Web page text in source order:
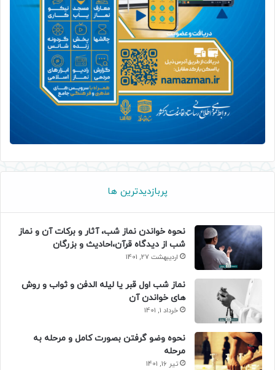
پربازدیدترین ها
نحوه خواندن نماز شب، آثار و برکات آن و نماز
شب از دیدگاه قرآن،احادیث و بزرگان
اردیبهشت 27, 1401
نماز شب اول قبر یا لیله الدفن و ثواب و روش
های خواندن آن
خرداد 1, 1401
نحوه وضو گرفتن بصورت کامل و مرحله به
مرحله
تیر 16, 1401